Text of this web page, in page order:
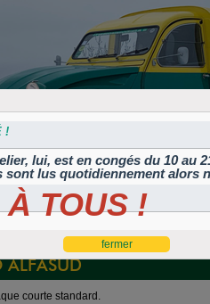
et
Plaques
peintes
Traitement
Corrosion
!
lui, est en congés du 10 au
sont lus quotidiennement alors
TOUS !
ALFASUD
courte standard.